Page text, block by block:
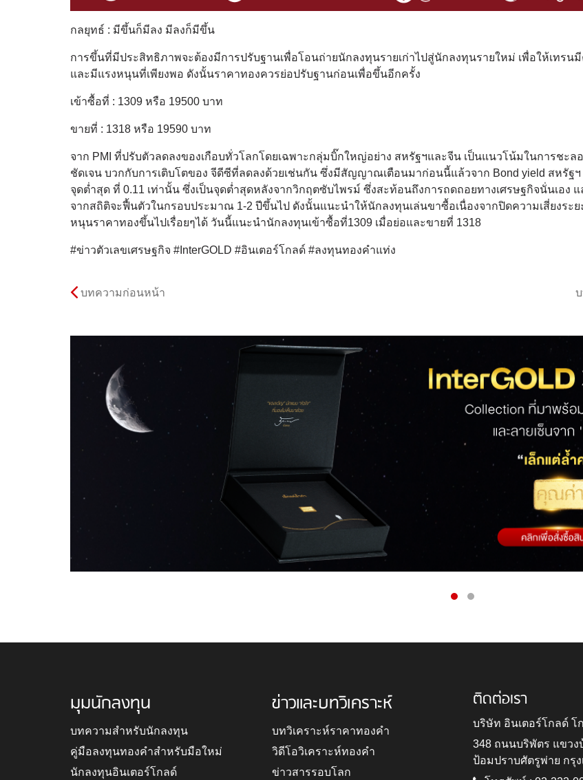
กลยุทธ์ : มีขึ้นก็มีลง มีลงก็มีขึ้น
การขึ้นที่มีประสิทธิภาพจะต้องมีการปรับฐานเพื่อโอนถ่ายนักลงทุนรายเก่าไปสู่นักลงทุนรายใหม่ เพื่อให้เทรน
และมีแรงหนุนที่เพียงพอ ดังนั้นราคาทองควรย่อปรับฐานก่อนเพื่อขึ้นอีกครั้ง
เข้าซื้อที่ : 1309 หรือ 19500 บาท
ขายที่ : 1318 หรือ 19590 บาท
จาก PMI ที่ปรับตัวลดลงของเกือบทั่วโลกโดยเฉพาะกลุ่มบิ๊กใหญ่อย่าง สหรัฐฯและจีน เป็นแนวโน้มในการชะล
ชัดเจน บวกกับการเติบโตของ จีดีซีที่ลดลงด้วยเช่นกัน ซึ่งมีสัญญาณเตือนมาก่อนนี้แล้วจาก Bond yield สหรัฐฯ
จุดต่ำสุด ที่ 0.11 เท่านั้น ซึ่งเป็นจุดต่ำสุดหลังจากวิกฤตซับไพรม์ ซึ่งสะท้อนถึงการถดถอยทางเศรษฐกิจนั่นเอง
จากสถิติจะฟื้นตัวในกรอบประมาณ 1-2 ปีขึ้นไป ดังนั้นแนะนำให้นักลงทุนเล่นขาซื้อเนื่องจากปิดความเสี่ยงระย
หนุนราคาทองขึ้นไปเรื่อยๆได้ วันนี้แนะนำนักลงทุนเข้าซื้อที่1309 เมื่อย่อและขายที่ 1318
#ข่าวตัวเลขเศรษฐกิจ #InterGOLD #อินเตอร์โกลด์ #ลงทุนทองคำแท่ง
บทความก่อนหน้า
มุมนักลงทุน
บทความสำหรับนักลงทุน
คู่มือลงทุนทองคำสำหรับมือใหม่
นักลงทุนอินเตอร์โกลด์
ข่าวและบทวิเคราะห์
บทวิเคราะห์ราคาทองคำ
วิดีโอวิเคราะห์ทองคำ
ข่าวสารรอบโลก
ติดต่อเรา
บริษัท อินเตอร์โกลด์ โ
348 ถนนบริพัตร แขวง
ป้อมปราบศัตรูพ่าย กรุง